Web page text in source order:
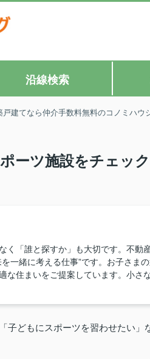
沿線検索
建てなら仲介手数料無料のコノミハウ
ーツ施設をチェック
く「誰と探すか」も大切です。不動
一緒に考える仕事”です。お子さま
な住まいをご提案しています。小さ
子どもにスポーツを習わせたい